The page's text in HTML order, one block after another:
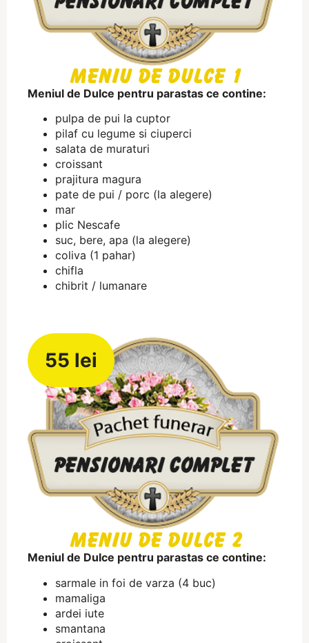
Meniu de Dulce 1
Meniul de Dulce pentru parastas ce contine:
pulpa de pui la cuptor
pilaf cu legume si ciuperci
salata de muraturi
croissant
prajitura magura
pate de pui / porc (la alegere)
mar
plic Nescafe
suc, bere, apa (la alegere)
coliva (1 pahar)
chifla
chibrit / lumanare
55 lei
Meniu de Dulce 2
Meniul de Dulce pentru parastas ce contine:
sarmale in foi de varza (4 buc)
mamaliga
ardei iute
smantana